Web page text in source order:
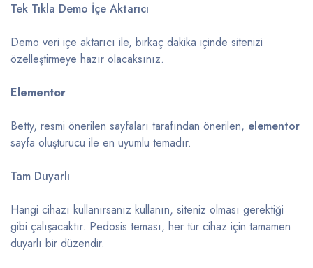
Tek Tıkla Demo İçe Aktarıcı
Demo veri içe aktarıcı ile, birkaç dakika içinde sitenizi
özelleştirmeye hazır olacaksınız.
Elementor
Betty, resmi önerilen sayfaları tarafından önerilen, elementor
sayfa oluşturucu ile en uyumlu temadır.
Tam Duyarlı
Hangi cihazı kullanırsanız kullanın, siteniz olması gerektiği
gibi çalışacaktır. Pedosis teması, her tür cihaz için tamamen
duyarlı bir düzendir.